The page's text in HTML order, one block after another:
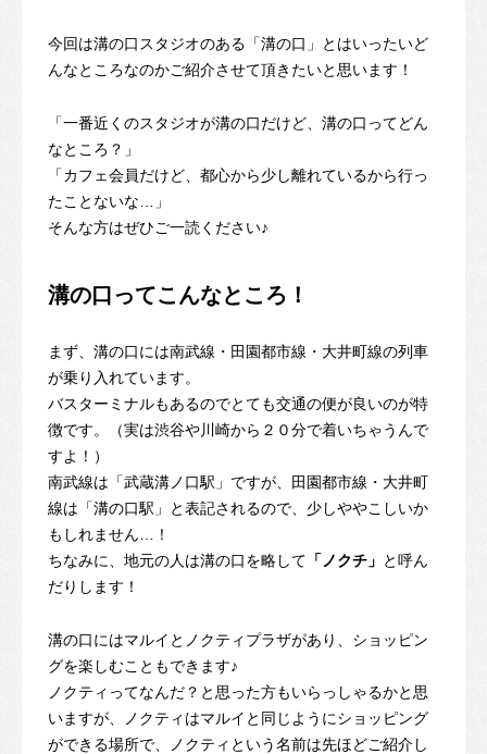
今回は溝の口スタジオのある「溝の口」とはいったいど
んなところなのかご紹介させて頂きたいと思います！
「一番近くのスタジオが溝の口だけど、溝の口ってどん
なところ？」
「カフェ会員だけど、都心から少し離れているから行っ
たことないな…」
そんな方はぜひご一読ください♪
溝の口ってこんなところ！
まず、溝の口には南武線・田園都市線・大井町線の列車
が乗り入れています。
バスターミナルもあるのでとても交通の便が良いのが特
徴です。（実は渋谷や川崎から２０分で着いちゃうんで
すよ！）
南武線は「武蔵溝ノ口駅」ですが、田園都市線・大井町
線は「溝の口駅」と表記されるので、少しややこしいか
もしれません…！
ちなみに、地元の人は溝の口を略して 「ノクチ」 と呼ん
だりします！
溝の口にはマルイとノクティプラザがあり、ショッピン
グを楽しむこともできます♪
ノクティってなんだ？と思った方もいらっしゃるかと思
いますが、ノクティはマルイと同じようにショッピング
ができる場所で、ノクティという名前は先ほどご紹介し